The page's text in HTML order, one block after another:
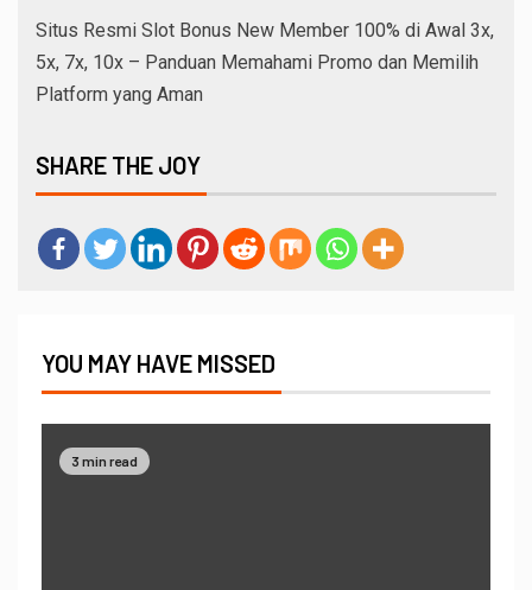
Situs Resmi Slot Bonus New Member 100% di Awal 3x,
5x, 7x, 10x – Panduan Memahami Promo dan Memilih
Platform yang Aman
SHARE THE JOY
YOU MAY HAVE MISSED
3 min read